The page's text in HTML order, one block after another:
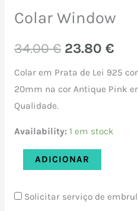
Colar Window
34.00€ 23.80 €
Colar em Prata de Lei 925
20mm na cor Antique Pink
Qualidade.
Availability: 1 em stock
ADICIONAR
Solicitar serviço de